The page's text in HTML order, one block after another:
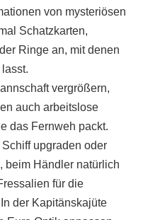
von mysteriösen
Schatzkarten,
Ringe an, mit denen
vergrößern,
auch arbeitslose
das Fernweh packt.
upgraden oder
beim Händler natürlich
für die
der Kapitänskajüte